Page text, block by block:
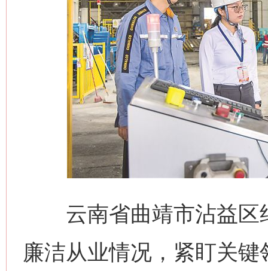
云南省曲靖市沾益区
廉洁从业情况，紧盯关